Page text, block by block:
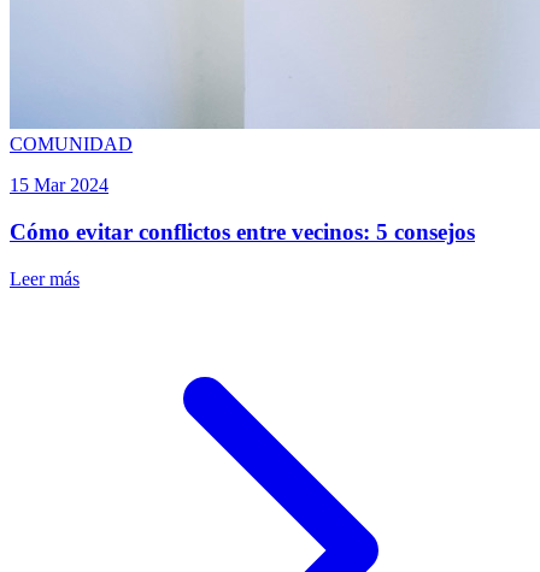
COMUNIDAD
15 Mar 2024
Cómo evitar conflictos entre vecinos: 5 consejos
Leer más